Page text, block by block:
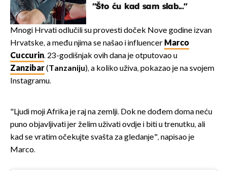
"Što ću kad sam slab..."
Mnogi Hrvati odlučili su provesti doček Nove godine izvan
Hrvatske, a među njima se našao i influencer Marco
Cuccurin. 23-godišnjak ovih dana je otputovao u
Zanzibar(Tanzaniju), a koliko uživa, pokazao je na svojem
Instagramu.
"Ljudi moji Afrika je raj na zemlji. Dok ne dođem doma neću
puno objavljivati jer želim uživati ovdje i biti u trenutku, ali
kad se vratim očekujte svašta za gledanje", napisao je
Marco.